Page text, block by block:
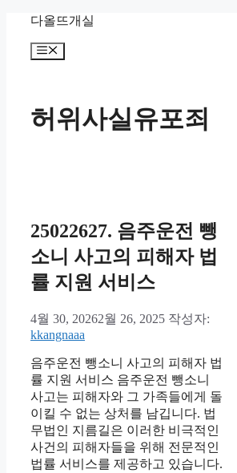
다올뜨개실
메
허위사실유포죄
25022627. 음주운전 뺑
소니 사고의 피해자 법
률 지원 서비스
4월 30, 20262월 26, 2025 작성자:
kkangnaaa
음주운전 뺑소니 사고의 피해자 법
률 지원 서비스 음주운전 뺑소니
사고는 피해자와 그 가족들에게 돌
이킬 수 없는 상처를 남깁니다. 법
무법인 지름길은 이러한 비극적인
사건의 피해자들을 위해 전문적인
법률 서비스를 제공하고 있습니다.